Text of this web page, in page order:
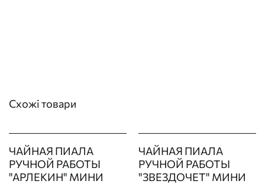
Схожі товари
ЧАЙНАЯ ПИАЛА
РУЧНОЙ РАБОТЫ
"АРЛЕКИН" МИНИ
ЧАЙНАЯ ПИАЛА
РУЧНОЙ РАБОТЫ
"ЗВЕЗДОЧЕТ" МИНИ